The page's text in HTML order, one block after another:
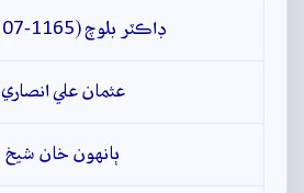
ڊاڪٽر بلوچ (1165-1207 ھ)
عثمان علي انصاري
ٻانهون خان شيخ